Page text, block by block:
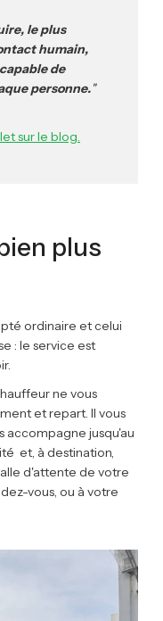
le plus
humain,
de
personne."
sur le blog.
plus
ordinaire et celui
: le service est
ne vous
et repart. Il vous
accompagne jusqu'au
et, à destination,
d'attente de votre
vous, ou à votre